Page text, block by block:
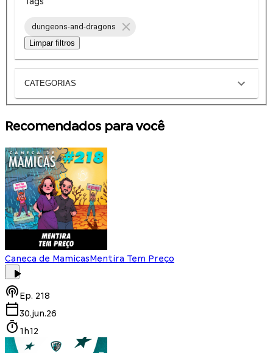
dungeons-and-dragons
Limpar filtros
CATEGORIAS
Recomendados para você
Caneca de MamicasMentira Tem Preço
Ep. 218
30.jun.26
1h12